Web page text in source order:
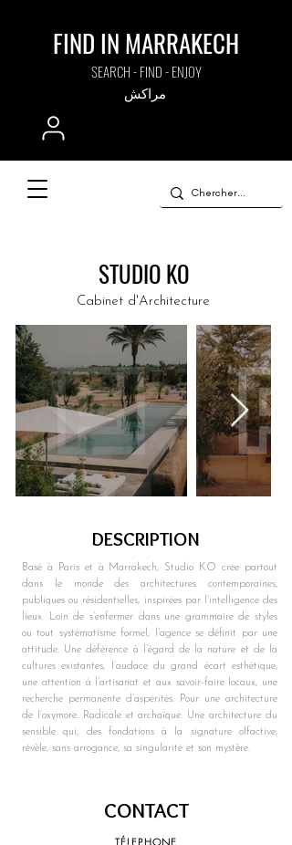
FIND IN MARRAKECH
SEARCH - FIND - ENJOY
مراكش
STUDIO KO
Cabinet d'Architecture
DESCRIPTION
Basé à Paris et à Marrakech, Studio KO crée partout
dans le monde des architectures contemporaines,
publiques ou résidentielles, inspirées par l’intelligence des
lieux. Loin de s’enfermer dans une grammaire de styles
ou tout systématisme formel, l’agence se définit par une
attitude. Une déférence à l’égard de la nature et de la
cultures existantes, l’audace du grand écart esthétique,
une attention à l’artisanat et aux savoir-faire locaux, une
recherche permanente d’aspérités. Pour une architecture
de l’oxymore. Radicale et archaïque. Une architecture du
sensible qui, des fondations à la signature olfactive,
révèle, sans arrogance, sa singularité et son mystère.
TÉLEPHONE
CONTACT